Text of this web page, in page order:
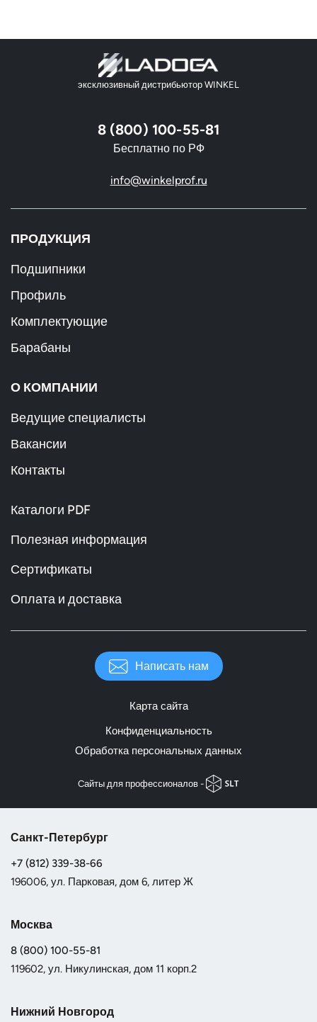
эксклюзивный дистрибьютор WINKEL
8 (800) 100-55-81
Бесплатно по РФ
info@winkelprof.ru
ПРОДУКЦИЯ
Подшипники
Профиль
Комплектующие
Барабаны
О КОМПАНИИ
Ведущие специалисты
Вакансии
Контакты
Каталоги PDF
Полезная информация
Сертификаты
Оплата и доставка
Написать нам
Карта сайта
Конфиденциальность
Обработка персональных данных
Cайты для профессионалов -
Санкт-Петербург
+7 (812) 339-38-66
196006, ул. Парковая, дом 6, литер Ж
Москва
8 (800) 100-55-81
119602, ул. Никулинская, дом 11 корп.2
Нижний Новгород